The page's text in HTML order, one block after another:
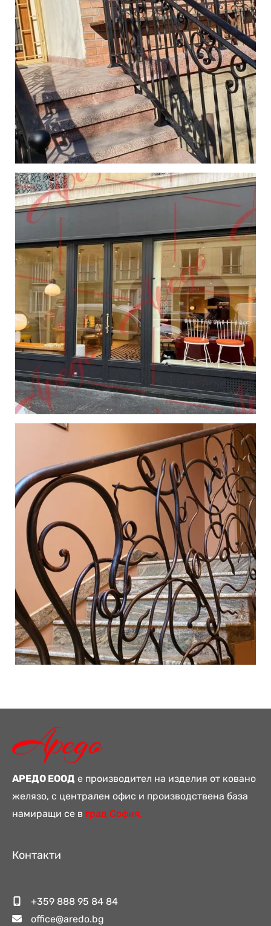
АРЕДО ЕООД е производител на изделия от ковано
желязо, с централен офис и производствена база
намиращи се в град София.
Контакти
+359 888 95 84 84
office@aredo.bg